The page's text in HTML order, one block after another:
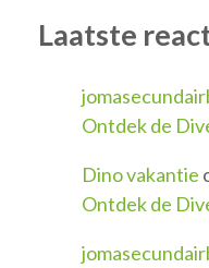
Laatste
Ontdek de
Dino vakantie
Ontdek de